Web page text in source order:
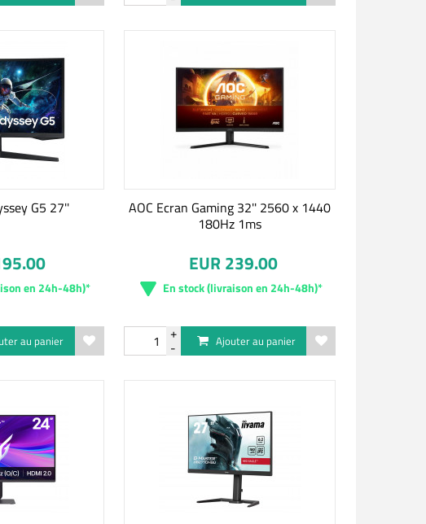
G5 27''
en 24h-48h)*
au panier
AOC Ecran Gaming 32'' 2560 x 1440
180Hz 1ms
EUR 239.00
En stock (livraison en 24h-48h)*
Ajouter au panier